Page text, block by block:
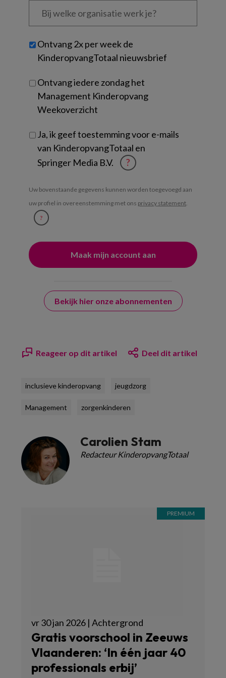
welke
je?
Untitled
Ontvang 2x per week de
KinderopvangTotaal nieuwsbrief
Ontvang iedere zondag het
Management Kinderopvang
Weekoverzicht
Ja, ik geef toestemming voor e-mails
van KinderopvangTotaal en
Springer Media B.V.
?
Uw bovenstaande gegevens kunnen worden toegevoegd aan
uw profiel in overeenstemming met ons privacy statement
?
Bekijk hier onze abonnementen
Reageer op dit artikel Deel dit artikel
inclusieve kinderopvang jeugdzorg
Management zorgenkinderen
Carolien Stam
Redacteur KinderopvangTotaal
vr 30 jan 2026 | Achtergrond
Gratis voorschool in Zeeuws
Vlaanderen: ‘In één jaar 40
professionals erbij’